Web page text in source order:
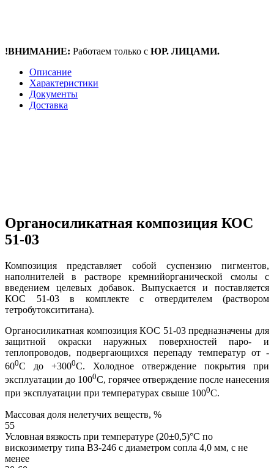
!ВНИМАНИЕ: Работаем только с ЮР. ЛИЦАМИ.
Описание
Характеристики
Документы
Доставка
Органосиликатная композиция КОС
51-03
Композиция представляет собой суспензию пигментов,
наполнителей в растворе кремнийорганической смолы с
введением целевых добавок. Выпускается и поставляется
КОС 51-03 в комплекте с отвердителем (раствором
тетробутоксититана).
Органосиликатная композиция КОС 51-03 предназначены для
защитной окраски наружных поверхностей паро- и
теплопроводов, подвергающихся перепаду температур от -
600С до +3000С. Холодное отверждение покрытия при
эксплуатации до 1000С, горячее отверждение после нанесения
при эксплуатации при температурах свыше 1000С.
Массовая доля нелетучих веществ, %
55
Условная вязкость при температуре (20±0,5)°С по
вискозиметру типа ВЗ-246 с диаметром сопла 4,0 мм, с не
менее